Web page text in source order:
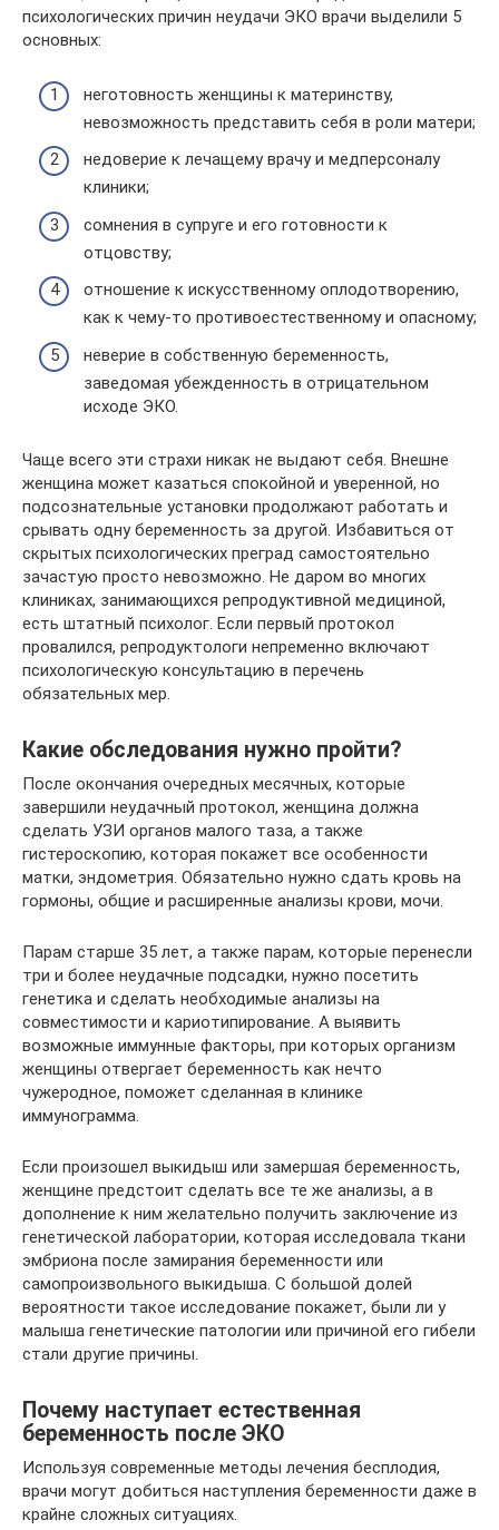
психологических причин неудачи ЭКО врачи выделили 5
основных:
неготовность женщины к материнству,
невозможность представить себя в роли матери;
недоверие к лечащему врачу и медперсоналу
клиники;
сомнения в супруге и его готовности к
отцовству;
отношение к искусственному оплодотворению,
как к чему-то противоестественному и опасному;
неверие в собственную беременность,
заведомая убежденность в отрицательном
исходе ЭКО.
Чаще всего эти страхи никак не выдают себя. Внешне
женщина может казаться спокойной и уверенной, но
подсознательные установки продолжают работать и
срывать одну беременность за другой. Избавиться от
скрытых психологических преград самостоятельно
зачастую просто невозможно. Не даром во многих
клиниках, занимающихся репродуктивной медициной,
есть штатный психолог. Если первый протокол
провалился, репродуктологи непременно включают
психологическую консультацию в перечень
обязательных мер.
Какие обследования нужно пройти?
После окончания очередных месячных, которые
завершили неудачный протокол, женщина должна
сделать УЗИ органов малого таза, а также
гистероскопию, которая покажет все особенности
матки, эндометрия. Обязательно нужно сдать кровь на
гормоны, общие и расширенные анализы крови, мочи.
Парам старше 35 лет, а также парам, которые перенесли
три и более неудачные подсадки, нужно посетить
генетика и сделать необходимые анализы на
совместимости и кариотипирование. А выявить
возможные иммунные факторы, при которых организм
женщины отвергает беременность как нечто
чужеродное, поможет сделанная в клинике
иммунограмма.
Если произошел выкидыш или замершая беременность,
женщине предстоит сделать все те же анализы, а в
дополнение к ним желательно получить заключение из
генетической лаборатории, которая исследовала ткани
эмбриона после замирания беременности или
самопроизвольного выкидыша. С большой долей
вероятности такое исследование покажет, были ли у
малыша генетические патологии или причиной его гибели
стали другие причины.
Почему наступает естественная
беременность после ЭКО
Используя современные методы лечения бесплодия,
врачи могут добиться наступления беременности даже в
крайне сложных ситуациях.